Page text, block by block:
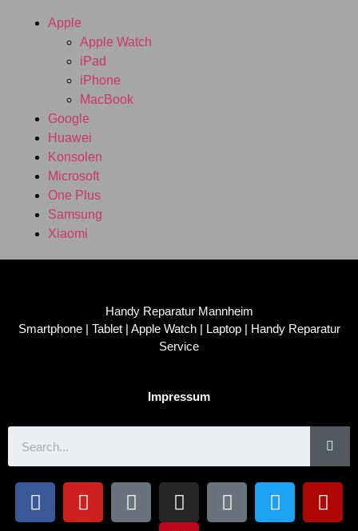
Apple
Apple Watch
iPad
iPhone
MacBook
Google
Huawei
Konsolen
Microsoft
One Plus
Samsung
Xiaomi
Handy Reparatur Mannheim
Smartphone | Tablet | Apple Watch | Laptop | Handy Reparatur
Service
Impressum